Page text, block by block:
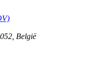
België